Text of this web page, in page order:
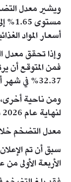
ويشير معدل
أسعار المواد
فمن المتوقع أن
32.37% في شهر أبريل، بشكل محدود ليصل إلى 32.53%.
ومن ناحية
لنهاية عام 2026 نحو 29.40%.
معدل التضخم
سبق أن تم
الأربعة الأولى من عام